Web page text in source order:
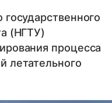
(НГТУ)
процесса
летательного